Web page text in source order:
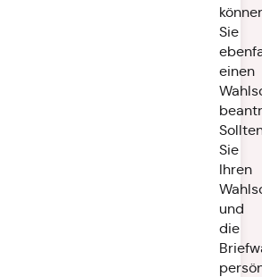
Sie
einen
Sie
Ihren
und
die